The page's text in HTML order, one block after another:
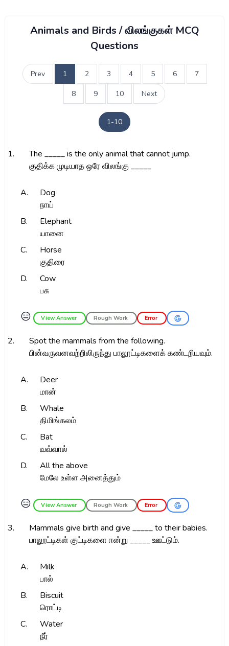
Animals and Birds / விலங்குகள் MCQ
Questions
Prev 1 2 3 4 5 6 7
8 9 10 Next
1-10
1.
The _____ is the only animal that cannot jump.
குதிக்க முடியாத ஒரே விலங்கு _____
A.
Dog
நாய்
B.
Elephant
யானை
C.
Horse
குதிரை
D.
Cow
பசு
😑 View Answer Rough Work Error
2.
Spot the mammals from the following.
பின்வருவனவற்றிலிருந்து பாலூட்டிகளைக் கண்டறியவும்.
A.
Deer
மான்
B.
Whale
திமிங்கலம்
C.
Bat
வவ்வால்
D.
All the above
மேலே உள்ள அனைத்தும்
😑 View Answer Rough Work Error
3.
Mammals give birth and give _____ to their babies.
பாலூட்டிகள் குட்டிகளை ஈன்று _____ ஊட்டும்.
A.
Milk
பால்
B.
Biscuit
ரொட்டி
C.
Water
நீர்